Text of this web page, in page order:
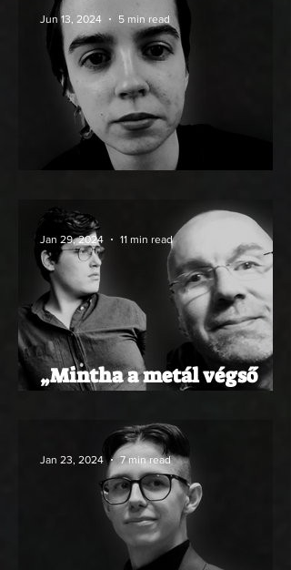
Jun 13, 2024 5 min read
„Mintha a metál végső
Jan 29, 2024 11 min read
Jan 23, 2024 7 min read